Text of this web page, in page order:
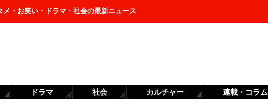
メ・お笑い・ドラマ・社会の最新ニュース
ドラマ 社会 カルチャー 連載・コラム